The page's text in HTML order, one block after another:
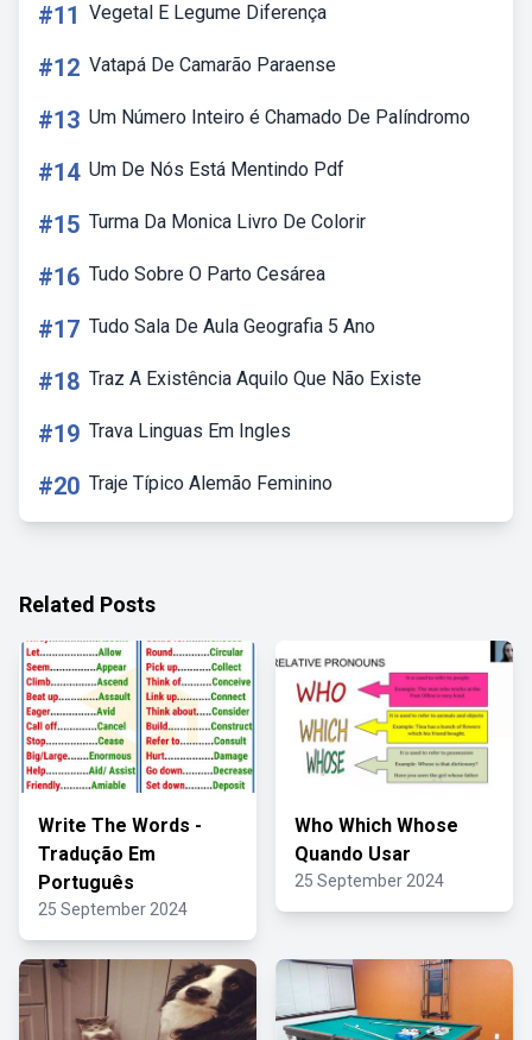
#11 Vegetal E Legume Diferença
#12 Vatapá De Camarão Paraense
#13 Um Número Inteiro é Chamado De Palíndromo
#14 Um De Nós Está Mentindo Pdf
#15 Turma Da Monica Livro De Colorir
#16 Tudo Sobre O Parto Cesárea
#17 Tudo Sala De Aula Geografia 5 Ano
#18 Traz A Existência Aquilo Que Não Existe
#19 Trava Linguas Em Ingles
#20 Traje Típico Alemão Feminino
Related Posts
Write The Words -
Tradução Em
Português
25 September 2024
Who Which Whose
Quando Usar
25 September 2024